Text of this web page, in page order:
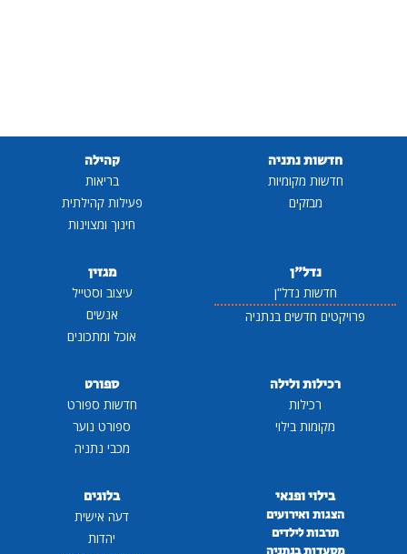
חדשות נתניה
חדשות מקומיות
מבזקים
קהילה
בריאות
פעילות קהילתית
חינוך ומצוינות
נדל"ן
חדשות נדל"ן
פרויקטים חדשים בנתניה
מגזין
עיצוב וסטייל
אנשים
אוכל ומתכונים
רכילות ולילה
רכילות
מקומות בילוי
ספורט
חדשות ספורט
ספורט נוער
מכבי נתניה
בילוי ופנאי
הצגות ואירועים
תרבות לילדים
בלוגים
דעה אישית
יהדות